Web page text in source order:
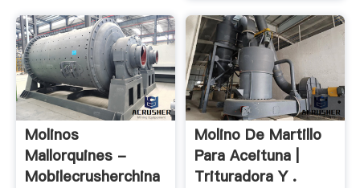
Molinos
Mallorquines -
Mobilecrusherchina
Molino De Martillo
Para Aceituna |
Trituradora Y .